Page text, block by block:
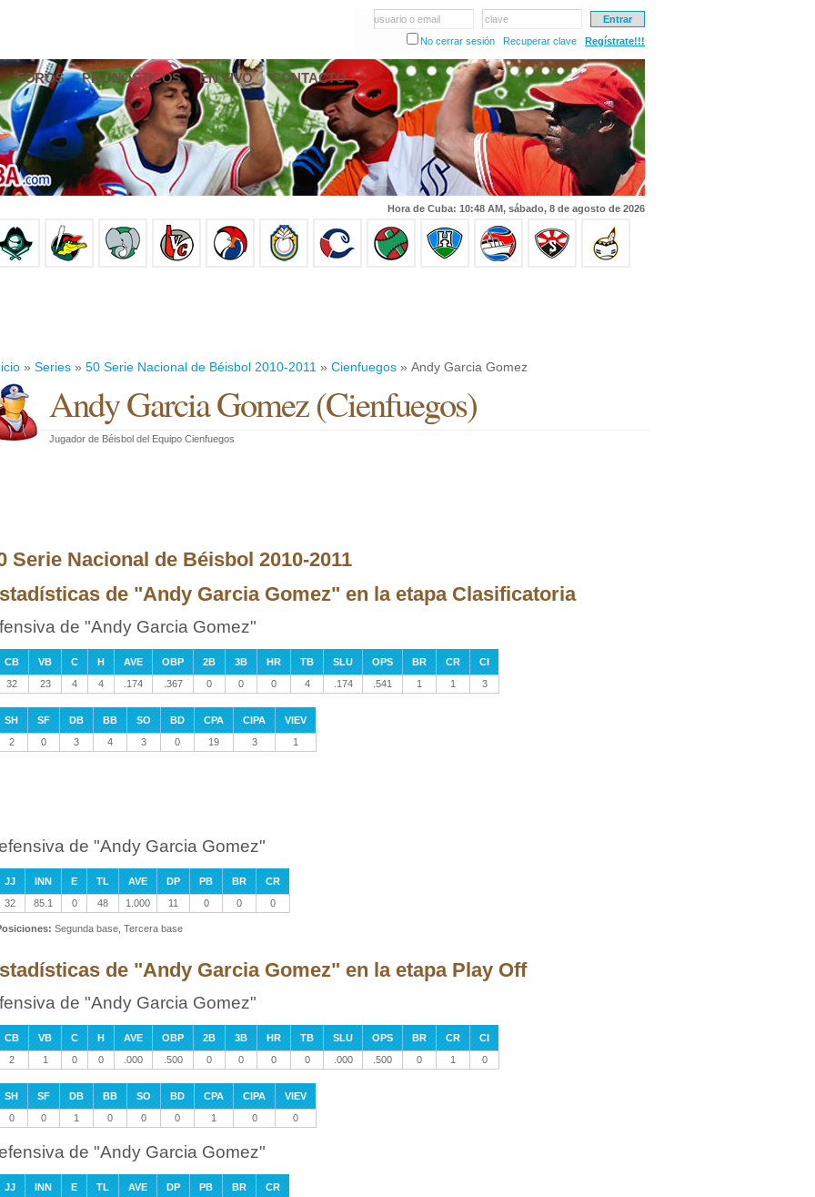
usuario o email
clave
No cerrar sesión
Recuperar clave Regístrate!!!
FOROS PRONÓSTICOS EN VIVO CONTACTO
Hora de Cuba: 10:48 AM, sábado, 8 de agosto de 2026
» Series » 50 Serie Nacional de Béisbol 2010-2011 » Cienfuegos » Andy Garcia Gomez
Andy Garcia Gomez(Cienfuegos)
Jugador de Béisbol del Equipo Cienfuegos
Serie Nacional de Béisbol 2010-2011
de "Andy Garcia Gomez" en la etapa Clasificatoria
de "Andy Garcia Gomez"
CB VB C H AVE OBP 2B 3B HR TB SLU OPS BR CR
CI
32
23 4 4 .174 .367 0 0 0 4 .174 .541 1 1 3
SH SF DB BB SO BD CPA CIPA
VIEV
2
0 3 4 3 0 19 3 1
de "Andy Garcia Gomez"
JJ INN E TL AVE DP PB BR
CR
32
85.1 0 48 1.000 11 0 0 0
Segunda base, Tercera base
de "Andy Garcia Gomez" en la etapa Play Off
de "Andy Garcia Gomez"
CB VB C H AVE OBP 2B 3B HR TB SLU OPS BR CR
CI
2
1 0 0 .000 .500 0 0 0 0 .000 .500 0 1 0
SH SF DB BB SO BD CPA CIPA
VIEV
0
0 1 0 0 0 1 0 0
de "Andy Garcia Gomez"
JJ INN E TL AVE DP PB BR
CR